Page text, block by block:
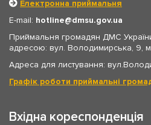
Електронна приймальня
E-mail: hotline
dmsu.gov.ua
Приймальня громадян ДМС
адресою: вул. Володимирська, 9, м.
Адреса для листування:
Графік роботи приймальні
Вхідна кореспонденція